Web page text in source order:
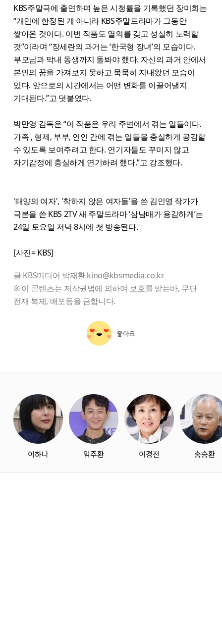
KBS주말극에 출연하며 높은 시청률을 기록했던 장미희는
“개인에 한정된 게 아니라 KBS주말드라마가 그동안
쌓아온 것이다. 이번 작품도 열의를 갖고 성실히 노력할
것”이라며 “장세란의 과거는 ‘한국형 장녀’의 모습이다.
부모님과 막내 동생까지 돌봐야 했다. 자신의 과거 안에서
본인의 꿈을 가져보지 못하고 묵묵히 지내왔던 모습이
있다. 앞으로의 시간에서는 어떤 변화를 이끌어낼지
기대된다.”고 덧붙였다.
박만영 감독은 “이 작품은 우리 주변에서 겪는 일들이다.
가족 , 형제, 부부, 연인 간에 겪는 일들을 충실하게 공감할
수 있도록 보여주려고 한다. 연기자들도 꾸미지 않고
자기감정에 충실하게 연기하려 했다.”고 강조했다.
'태양의 여자', '착하지 않은 여자들'을 쓴 김인영 작가가
극본을 쓴 KBS 2TV 새 주말드라마 ‘삼남매가 용감하게’는
24일 토요일 저녁 8시에 첫 방송된다.
[사진= KBS]
글 KBS미디어 박재환 kino@kbsmedia.co.kr
※ 이 콘텐츠는 저작권법에 의하여 보호를 받는바, 무단
전재 복제, 배포등을 금합니다.
좋아요
이하나 임주환 이경진 송승환